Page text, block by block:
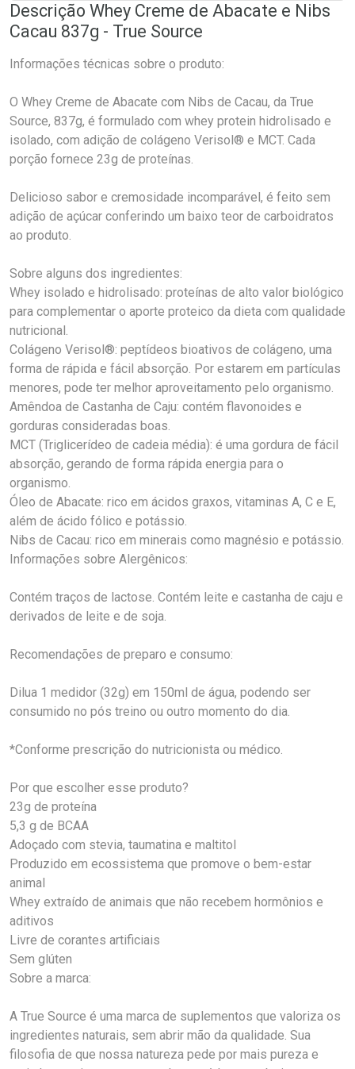
Descrição Whey Creme de Abacate e Nibs
Cacau 837g - True Source
Informações técnicas sobre o produto:
O Whey Creme de Abacate com Nibs de Cacau, da True
Source, 837g, é formulado com whey protein hidrolisado e
isolado, com adição de colágeno Verisol® e MCT. Cada
porção fornece 23g de proteínas.
Delicioso sabor e cremosidade incomparável, é feito sem
adição de açúcar conferindo um baixo teor de carboidratos
ao produto.
Sobre alguns dos ingredientes:
Whey isolado e hidrolisado: proteínas de alto valor biológico
para complementar o aporte proteico da dieta com qualidade
nutricional.
Colágeno Verisol®: peptídeos bioativos de colágeno, uma
forma de rápida e fácil absorção. Por estarem em partículas
menores, pode ter melhor aproveitamento pelo organismo.
Amêndoa de Castanha de Caju: contém flavonoides e
gorduras consideradas boas.
MCT (Triglicerídeo de cadeia média): é uma gordura de fácil
absorção, gerando de forma rápida energia para o
organismo.
Óleo de Abacate: rico em ácidos graxos, vitaminas A, C e E,
além de ácido fólico e potássio.
Nibs de Cacau: rico em minerais como magnésio e potássio.
Informações sobre Alergênicos:
Contém traços de lactose. Contém leite e castanha de caju e
derivados de leite e de soja.
Recomendações de preparo e consumo:
Dilua 1 medidor (32g) em 150ml de água, podendo ser
consumido no pós treino ou outro momento do dia.
*Conforme prescrição do nutricionista ou médico.
Por que escolher esse produto?
23g de proteína
5,3 g de BCAA
Adoçado com stevia, taumatina e maltitol
Produzido em ecossistema que promove o bem-estar
animal
Whey extraído de animais que não recebem hormônios e
aditivos
Livre de corantes artificiais
Sem glúten
Sobre a marca:
A True Source é uma marca de suplementos que valoriza os
ingredientes naturais, sem abrir mão da qualidade. Sua
filosofia de que nossa natureza pede por mais pureza e